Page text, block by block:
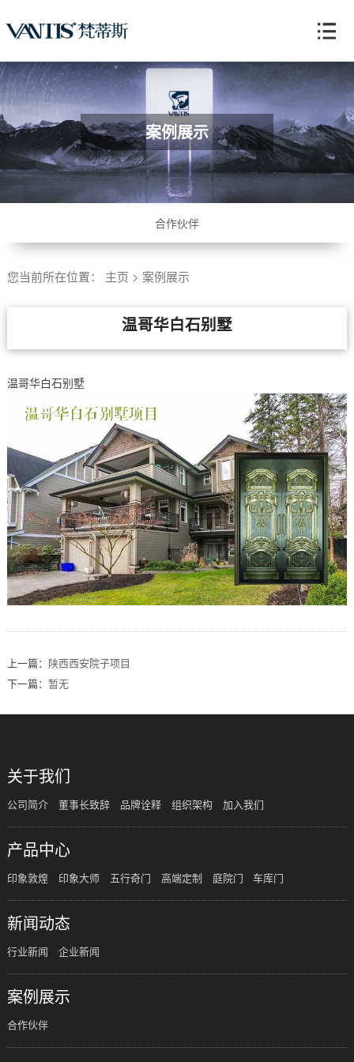
案例展示
合作伙伴
您当前所在位置： 主页 > 案例展示
温哥华白石别墅
温哥华白石别墅
上一篇： 陕西西安院子项目
下一篇： 暂无
关于我们
公司简介 董事长致辞 品牌诠释 组织架构 加入我们
产品中心
印象敦煌 印象大师 五行奇门 高端定制 庭院门 车库门
新闻动态
行业新闻 企业新闻
案例展示
合作伙伴